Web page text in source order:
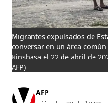
Migrantes expulsados ​​de
conversar en un área
Kinshasa el 22 de abril de
AFP)
AFP